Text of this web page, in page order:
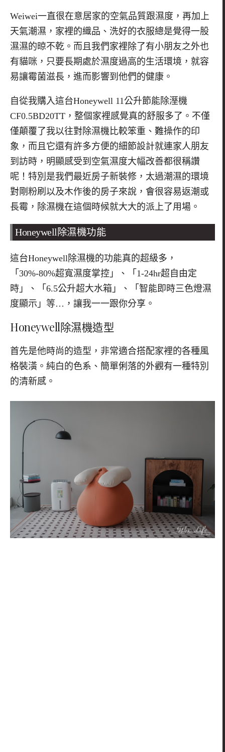
Weiwei一直很在意居家的空氣品質跟濕度，再加上
天氣潮濕，家裡的織品、洗好的衣服總是覺得一股
濕濕的晾不乾。而且我們家裡除了有小朋友之外也
有貓咪，只要長期處於濕度過高的生活環境，就容
易讓霉菌滋長，進而影響到他們的健康。
自從我購入這台Honeywell 11公升節能除溼機
CF0.5BD20TT，整個家裡感覺真的舒服多了。不僅
僅顛覆了我以往對除濕機比較笨重、難操作的印
象，而且它還有許多方便的細節設計就連家人朋友
到訪時，明顯感受到空氣濕度大幅改善都很稱讚
呢！特別是我們最近房子新裝修，太過潮濕的環境
對剛粉刷以及木作後的房子來說，會很容易返潮或
長霉，除濕機在這個時候就大大的派上了用場。
Honeywell 除濕機功能
這台Honeywell除濕機的功能真的超級多，
「30%-80%超寬濕度掌控」、「1-24hr超自由定
時」、「6.5公升超大水箱」、「智能即時三色燈濕
度顯示」等…，讓我一一跟你分享。
Honeywell除濕機造型
首先是他時尚的造型，非常適合搭配家裡的各種風
格裝潢。純白的色系、簡單俐落的外觀有一種特別
的清新感。